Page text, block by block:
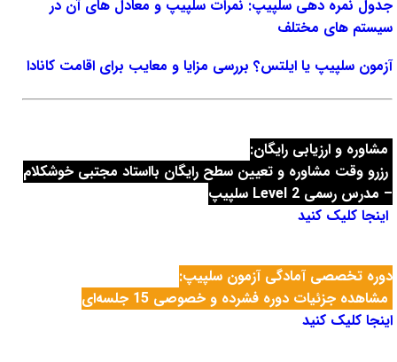
جدول نمره دهی سلپیپ: نمرات سلپیپ و معادل های آن در
سیستم های مختلف
آزمون سلپیپ یا ایلتس؟ بررسی مزایا و معایب برای اقامت کانادا
مشاوره و ارزیابی رایگان:
رزرو وقت مشاوره و تعیین سطح رایگان بااستاد مجتبی خوشکلام
– مدرس رسمی Level 2 سلپیپ
اینجا کلیک کنید
دوره تخصصی آمادگی آزمون سلپیپ:
مشاهده جزئیات دوره فشرده و خصوصی 15 جلسه‌ای
اینجا کلیک کنید